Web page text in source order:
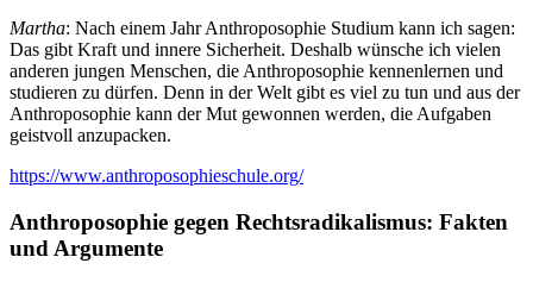
Martha: Nach einem Jahr Anthroposophie Studium kann ich sagen:
Das gibt Kraft und innere Sicherheit. Deshalb wünsche ich vielen
anderen jungen Menschen, die Anthroposophie kennenlernen und
studieren zu dürfen. Denn in der Welt gibt es viel zu tun und aus der
Anthroposophie kann der Mut gewonnen werden, die Aufgaben
geistvoll anzupacken.
https://www.anthroposophieschule.org/
Anthroposophie gegen Rechtsradikalismus: Fakten
und Argumente